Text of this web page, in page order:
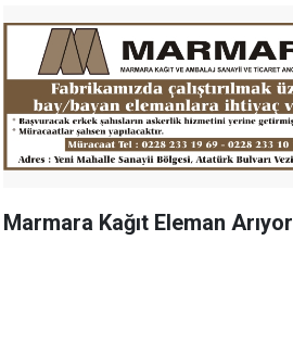
Marmara Kağıt Eleman Arıyor